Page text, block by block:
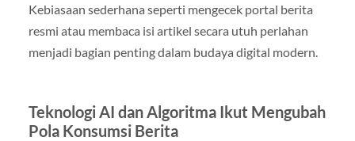
Kebiasaan sederhana seperti mengecek portal berita
resmi atau membaca isi artikel secara utuh perlahan
menjadi bagian penting dalam budaya digital modern.
Teknologi AI dan Algoritma Ikut Mengubah
Pola Konsumsi Berita